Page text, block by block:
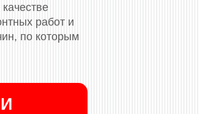
работ и
по которым